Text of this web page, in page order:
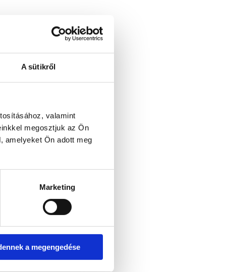
A sütikről
valamint
megosztjuk az Ön
amelyeket Ön adott meg
Marketing
a megengedése